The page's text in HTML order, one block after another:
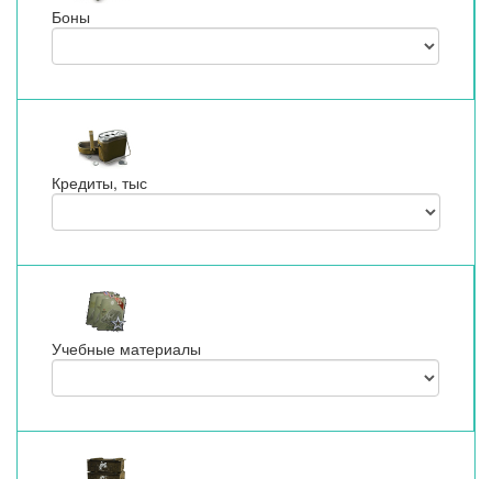
Боны
Кредиты, тыс
Учебные материалы